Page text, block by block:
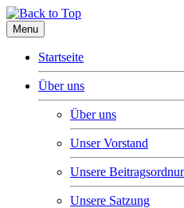
Menu
Startseite
Über uns
Über uns
Unser Vorstand
Unsere
Unsere Satzung